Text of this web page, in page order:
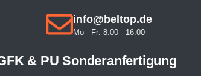
info@beltop.de
Mo - Fr: 8:00 - 16:00
& PU Sonderanfertigung